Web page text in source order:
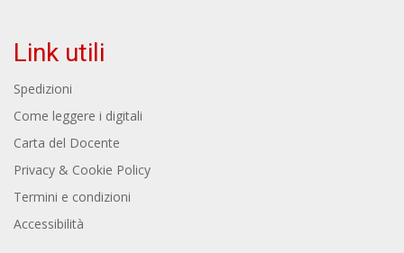
Link utili
Spedizioni
Come leggere i digitali
Carta del Docente
Privacy & Cookie Policy
Termini e condizioni
Accessibilità